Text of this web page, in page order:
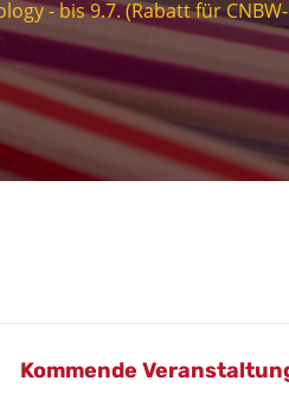
- bis 9.7. (Rabatt für
Kommende